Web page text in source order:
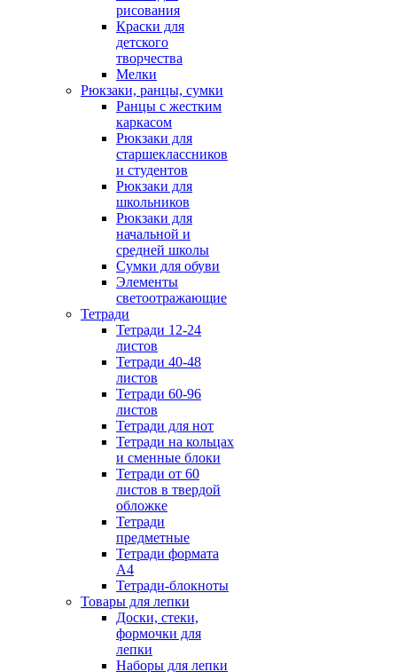
рисования
Краски для
детского
творчества
Мелки
Рюкзаки, ранцы, сумки
Ранцы с жестким
каркасом
Рюкзаки для
старшеклассников
и студентов
Рюкзаки для
школьников
Рюкзаки для
начальной и
средней школы
Сумки для обуви
Элементы
светоотражающие
Тетради
Тетради 12-24
листов
Тетради 40-48
листов
Тетради 60-96
листов
Тетради для нот
Тетради на кольцах
и сменные блоки
Тетради от 60
листов в твердой
обложке
Тетради
предметные
Тетради формата
А4
Тетради-блокноты
Товары для лепки
Доски, стеки,
формочки для
лепки
Наборы для лепки